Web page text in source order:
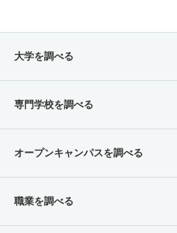
大学を調べる
専門学校を調べる
オープンキャンパスを調べる
職業を調べる